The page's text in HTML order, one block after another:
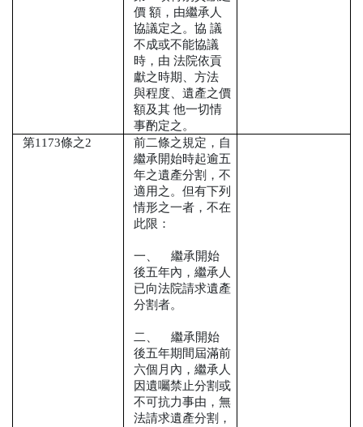
價 額，由繼承人
協議定之。協 議
不成或不能協議
時，由 法院依貢
獻之時期、方法
與程度、遺產之價
額及其 他一切情
事酌定之。
第1173條之2
前二條之規定，自
繼承開始時起逾五
年之遺產分割，不
適用之。但有下列
情形之一者，不在
此限：
一、
繼承開始
後五年內，繼承人
已向法院請求遺產
分割者。
二、
繼承開始
後五年期間屆滿前
六個月內，繼承人
因遺囑禁止分割或
不可抗力事由，無
法請求遺產分割，